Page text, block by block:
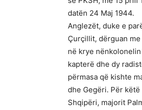
datën 24 Maj 1944.
Anglezët, duke e
Çurçillit, dërguan
në krye
kapterë dhe dy
përmasa që kishte
dhe Gegëri. Për
Shqipëri, majorit